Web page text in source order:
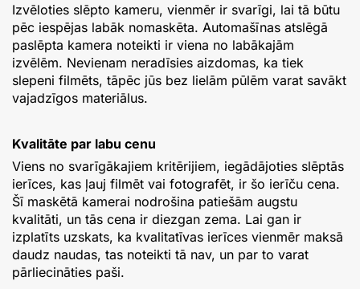
Izvēloties slēpto kameru, vienmēr ir svarīgi, lai tā būtu
pēc iespējas labāk nomaskēta. Automašīnas atslēgā
paslēpta kamera noteikti ir viena no labākajām
izvēlēm. Nevienam neradīsies aizdomas, ka tiek
slepeni filmēts, tāpēc jūs bez lielām pūlēm varat savākt
vajadzīgos materiālus.
Kvalitāte par labu cenu
Viens no svarīgākajiem kritērijiem, iegādājoties slēptās
ierīces, kas ļauj filmēt vai fotografēt, ir šo ierīču cena.
Šī maskētā kamerai nodrošina patiešām augstu
kvalitāti, un tās cena ir diezgan zema. Lai gan ir
izplatīts uzskats, ka kvalitatīvas ierīces vienmēr maksā
daudz naudas, tas noteikti tā nav, un par to varat
pārliecināties paši.